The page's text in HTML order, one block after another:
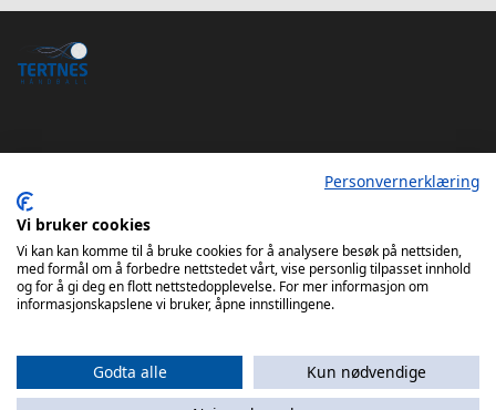
Tertnes Håndball Elite Android App
Personvernerklæring
Vi bruker cookies
Vi kan kan komme til å bruke cookies for å analysere besøk på nettsiden,
med formål om å forbedre nettstedet vårt, vise personlig tilpasset innhold
og for å gi deg en flott nettstedopplevelse. For mer informasjon om
informasjonskapslene vi bruker, åpne innstillingene.
Godta alle
Kun nødvendige